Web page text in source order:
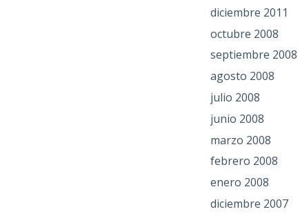
diciembre 2011
octubre 2008
septiembre 2008
agosto 2008
julio 2008
junio 2008
marzo 2008
febrero 2008
enero 2008
diciembre 2007